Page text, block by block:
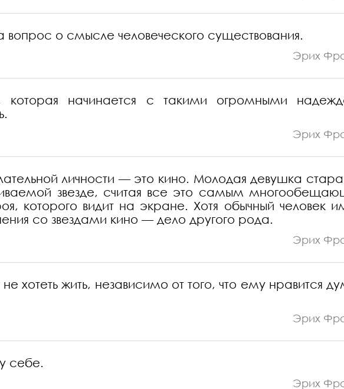
вопрос о смысле человеческого существования.
Эрих
которая начинается с такими огромными
Эрих
личности — это кино. Молодая девушка
звезде, считая все это самым
которого видит на экране. Хотя обычный человек
со звездами кино — дело другого рода.
Эрих
жить, независимо от того, что ему нравится
Эрих
себе.
Эрих